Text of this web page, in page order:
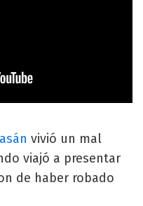
vivió un mal
viajó a presentar
de haber robado